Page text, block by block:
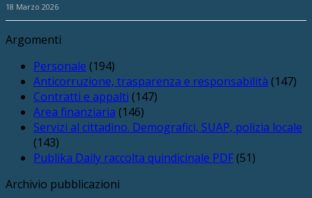
18 Marzo 2026
Argomenti
Personale (194)
Anticorruzione, trasparenza e responsabilità (147)
Contratti e appalti (147)
Area finanziaria (146)
Servizi al cittadino. Demografici, SUAP, polizia locale
(143)
Publika Daily raccolta quindicinale PDF(51)
Archivio pubblicazioni